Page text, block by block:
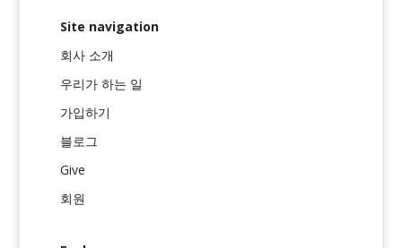
Site navigation
회사 소개
우리가 하는 일
가입하기
블로그
Give
회원